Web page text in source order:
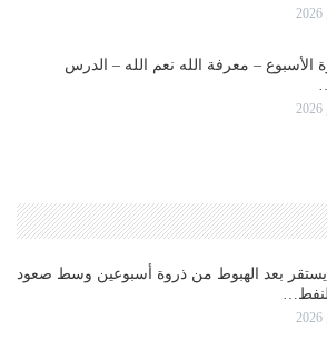
الأسبوع – معرفة الله نعم الله – الدرس
بعد الهبوط من ذروة أسبوعين وسط صعود